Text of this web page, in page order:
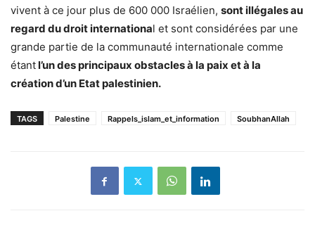
vivent à ce jour plus de 600 000 Israélien, sont illégales au
regard du droit international et sont considérées par une
grande partie de la communauté internationale comme
étantl’un des principaux obstacles à la paix et à la
création d’un Etat palestinien.
TAGS Palestine Rappels_islam_et_information SoubhanAllah